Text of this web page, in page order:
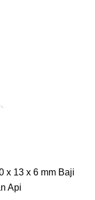
x 13 x 6 mm Baji
Api